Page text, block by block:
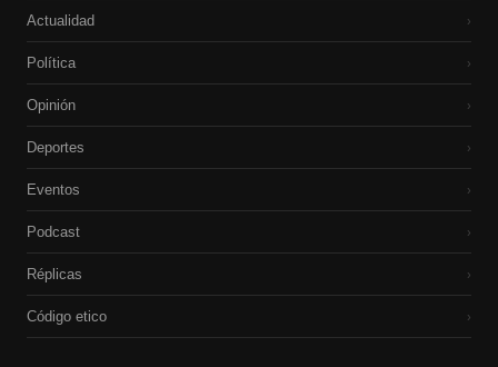
Actualidad ›
Política ›
Opinión ›
Deportes ›
Eventos ›
Podcast ›
Réplicas ›
Código etico ›